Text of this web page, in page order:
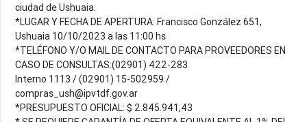
ciudad de Ushuaia.
*LUGAR Y FECHA DE APERTURA: Francisco González 651,
Ushuaia 10/10/2023 a las 11:00 hs
*TELÉFONO Y/O MAIL DE CONTACTO PARA PROVEEDORES EN
CASO DE CONSULTAS:(02901) 422-283
Interno 1113 / (02901) 15-502959 /
compras_ush@ipvtdf.gov.ar
*PRESUPUESTO OFICIAL: $ 2.845.941,43